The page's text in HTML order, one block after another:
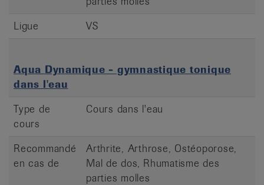
Ligue
VS
Aqua Dynamique - gymnastique tonique
dans l'eau
Type de
cours
Cours dans l'eau
Recommandé
en cas de
Arthrite, Arthrose, Ostéoporose,
Mal de dos, Rhumatisme des
parties molles